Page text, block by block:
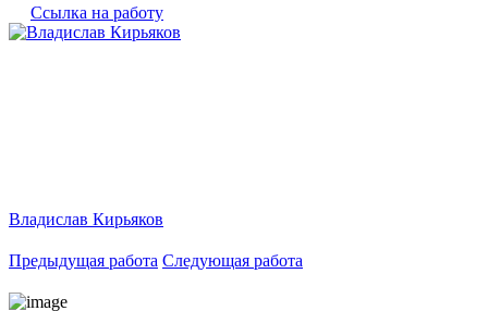
Ссылка на работу
Владислав Кирьяков
Предыдущая работа Следующая работа